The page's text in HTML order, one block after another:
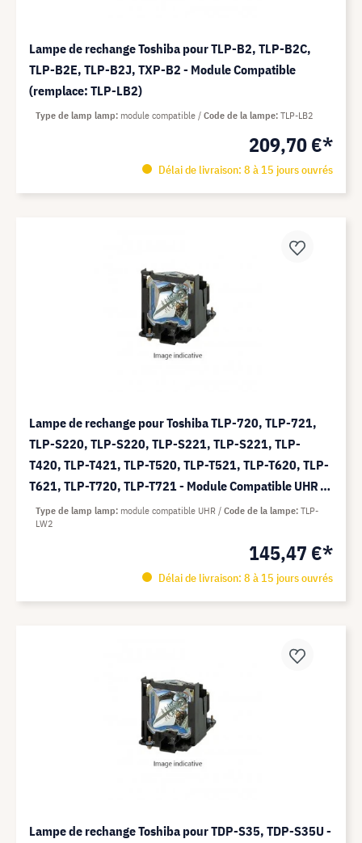
Lampe de rechange Toshiba pour TLP-B2, TLP-B2C,
TLP-B2E, TLP-B2J, TXP-B2 - Module Compatible
(remplace: TLP-LB2)
209,70 €*
Délai de livraison: 8 à 15 jours ouvrés
Type de lamp lamp module compatible Code de la lampe TLP-LB2
Lampe de rechange pour Toshiba TLP-720, TLP-721,
TLP-S220, TLP-S220, TLP-S221, TLP-S221, TLP-
T420, TLP-T421, TLP-T520, TLP-T521, TLP-T620, TLP-
T621, TLP-T720, TLP-T721 - Module Compatible UHR
(remplace: TLP-LW2)
145,47 €*
Délai de livraison: 8 à 15 jours ouvrés
Type de lamp lamp module compatible UHR Code de la lampe TLP-
LW2
Lampe de rechange Toshiba pour TDP-S35, TDP-S35U -